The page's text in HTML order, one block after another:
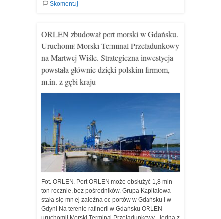
Skomentuj
ORLEN zbudował port morski w Gdańsku.
Uruchomił Morski Terminal Przeładunkowy
na Martwej Wiśle. Strategiczna inwestycja
powstała głównie dzięki polskim firmom,
m.in. z gębi kraju
Fot. ORLEN. Port ORLEN może obsłużyć 1,8 mln
ton rocznie, bez pośredników. Grupa Kapitałowa
stała się mniej zależna od portów w Gdańsku i w
Gdyni Na terenie rafinerii w Gdańsku ORLEN
uruchomił Morski Terminal Przeładunkowy –jedną z